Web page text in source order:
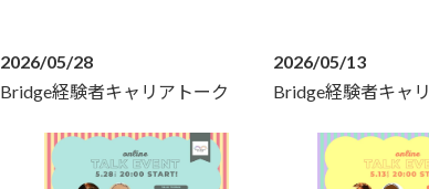
2026/05/28
Bridge経験者キャリアトーク
2026/05/13
Bridge経験者キャ